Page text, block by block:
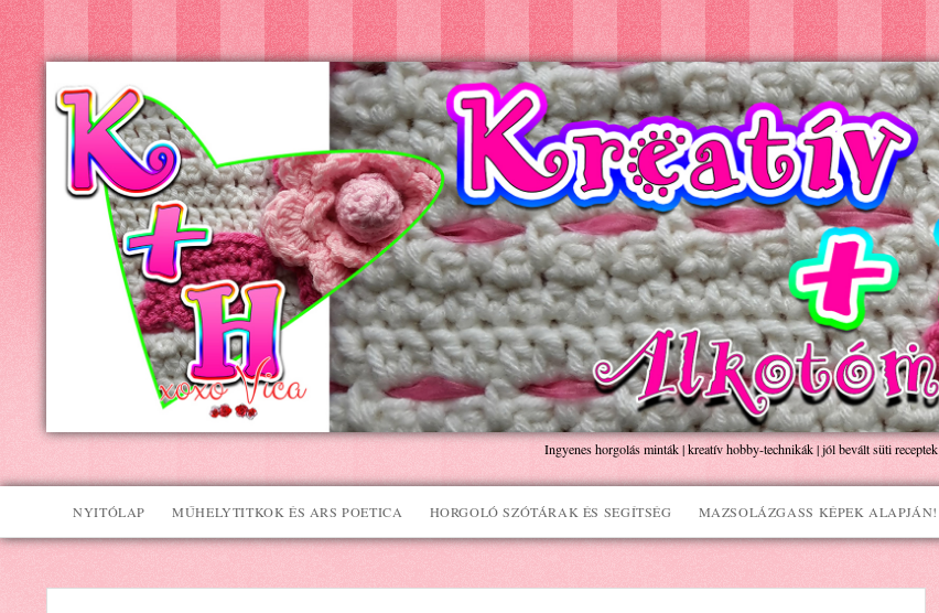
Kreatív+Hobby
Alkotóműhely
Ingyenes horgolás minták | kreatív hobby-technikák | jól bevált süti receptek
NYITÓLAP MŰHELYTITKOK ÉS ARS POETICA HORGOLÓ SZÓTÁRAK ÉS SEGÍTSÉG MAZSOLÁZGASS KÉPEK ALAPJÁN!